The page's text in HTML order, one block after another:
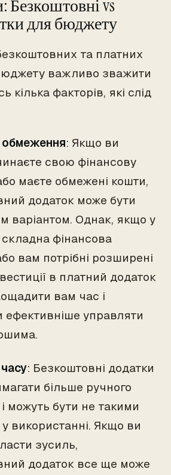
Безкоштовні vs
для бюджету
та платних
важливо зважити
кілька факторів, які слід
: Якщо ви
свою фінансову
маєте обмежені кошти,
додаток може бути
варіантом. Однак, якщо у
фінансова
вам потрібні розширені
в платний додаток
вам час і
ефективніше управляти
часу: Безкоштовні додатки
більше ручного
можуть бути не такими
використанні. Якщо ви
зусиль,
додаток все ще може